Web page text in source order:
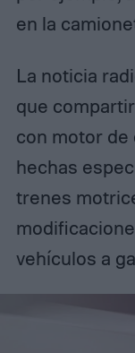
en la
La noticia
que
con motor
hechas
trenes
vehículos a